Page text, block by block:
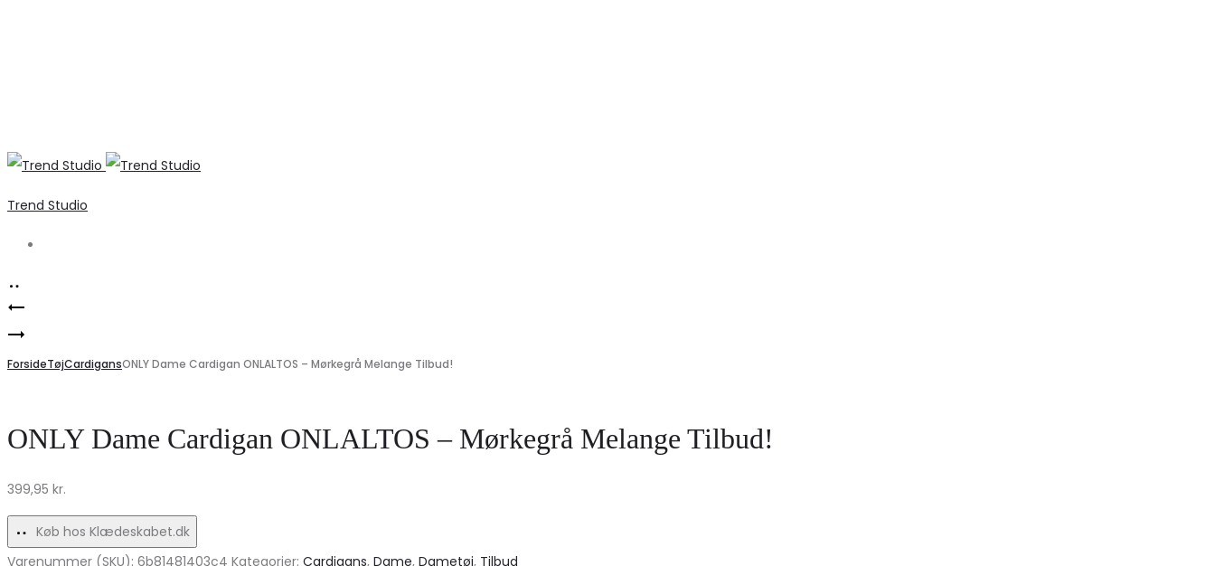
Trend Studio
Product
navigation
Skjorte
til
Lejlighed
VERO
MODA
VMTESSA
Trendy
baggy
look
ForsideTøjCardigansONLY Dame Cardigan ONLALTOS – Mørkegrå Melange Tilbud!
ONLY Dame Cardigan ONLALTOS – Mørkegrå Melange Tilbud!
399,95 kr.
Køb hos Klædeskabet.dk
Varenummer (SKU): 6b81481403c4 Kategorier: Cardigans, Dame, Dametøj, Tilbud